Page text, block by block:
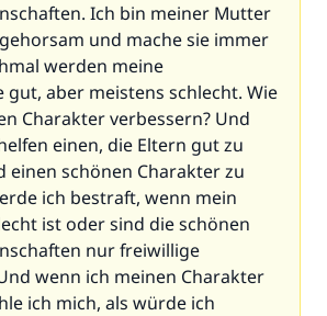
Ich bin meiner Mutter
und mache sie immer
werden meine
gut, aber meistens schlecht. Wie
Charakter verbessern? Und
einen, die Eltern gut zu
einen schönen Charakter zu
ich bestraft, wenn mein
ist oder sind die schönen
nur freiwillige
wenn ich meinen Charakter
ich mich, als würde ich